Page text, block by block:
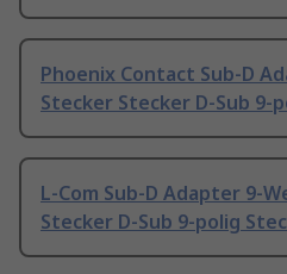
Phoenix Contact Sub-D
Stecker Stecker D-Sub 9-
L-Com Sub-D Adapter 9-
Stecker D-Sub 9-polig